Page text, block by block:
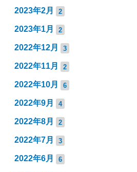
2023年2月 2
2023年1月 2
2022年12月 3
2022年11月 2
2022年10月 6
2022年9月 4
2022年8月 2
2022年7月 3
2022年6月 6